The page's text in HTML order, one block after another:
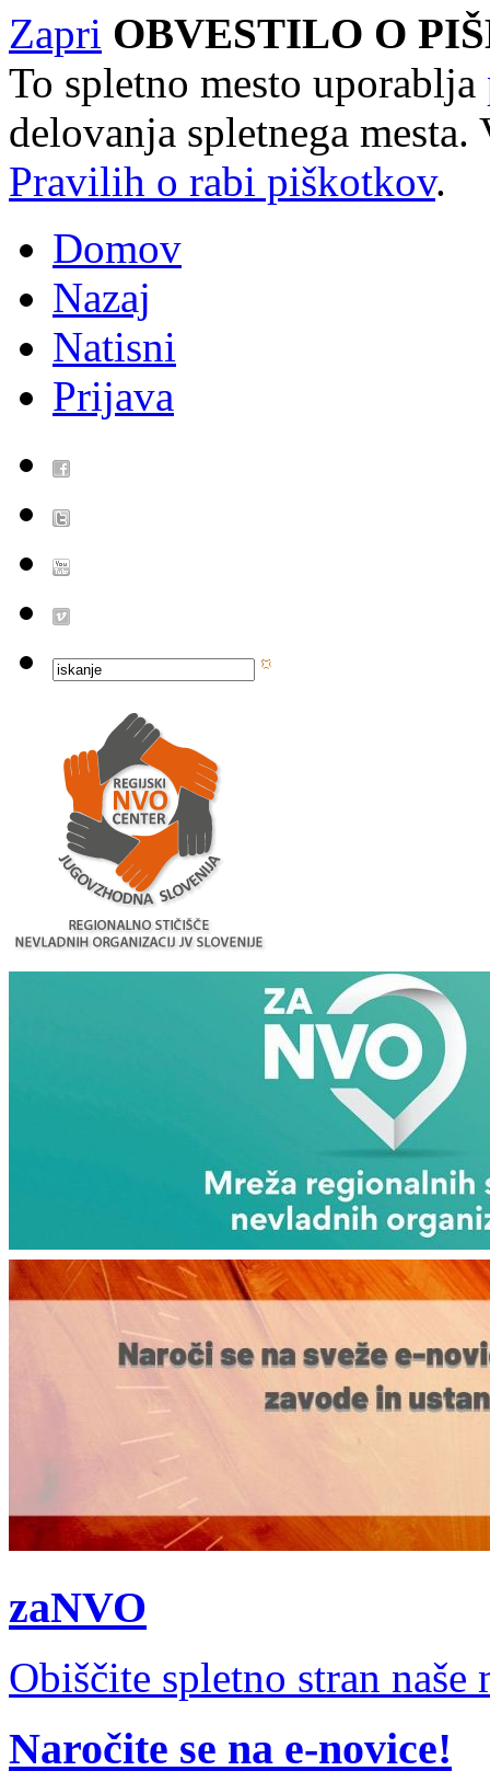
Zapri OBVESTILO O
To spletno mesto uporablja
delovanja spletnega
Pravilih o rabi piškotkov.
Domov
Nazaj
Natisni
Prijava
zaNVO
Obiščite spletno stran naše
Naročite se na e-novice!